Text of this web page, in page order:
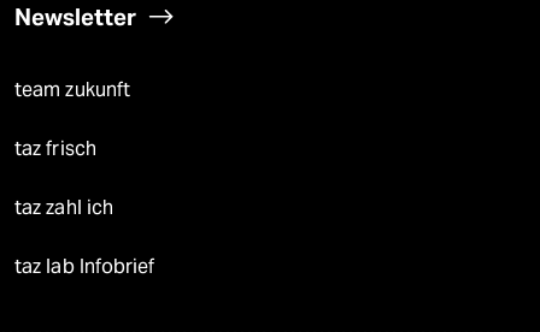
Newsletter
team zukunft
taz frisch
taz zahl ich
taz lab Infobrief